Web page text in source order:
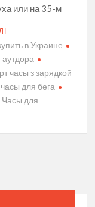
или на 35-м
в Украине
часы з зарядкой
для бега
Часы для